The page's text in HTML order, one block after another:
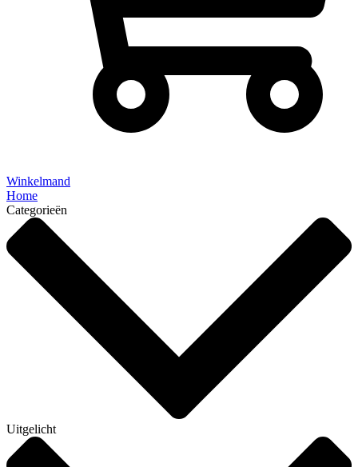
Winkelmand
Home
Categorieën
Uitgelicht